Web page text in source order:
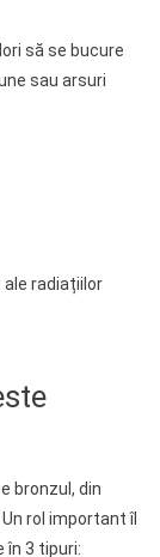
să se bucure
sau arsuri
radiațiilor
bronzul, din
rol important îl
în 3 tipuri: